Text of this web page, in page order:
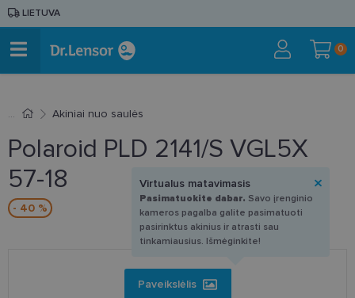
LIETUVA
0
Akiniai nuo saulės
Polaroid PLD 2141/S VGL5X
57-18
- 40 %
Paveikslėlis
Virtualus matavimasis
Pasimatuokite dabar. Savo įrenginio
kameros pagalba galite pasimatuoti
pasirinktus akinius ir atrasti sau
tinkamiausius. Išmėginkite!